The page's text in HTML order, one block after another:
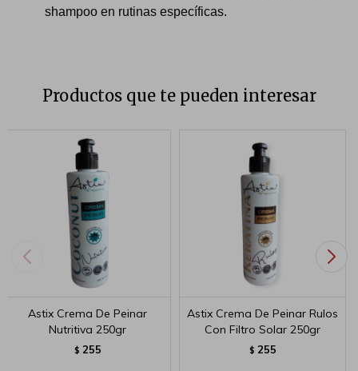
shampoo en rutinas específicas.
Productos que te pueden interesar
Astix Crema De Peinar
Nutritiva 250gr
$ 255
Astix Crema De Peinar Rulos
Con Filtro Solar 250gr
$ 255